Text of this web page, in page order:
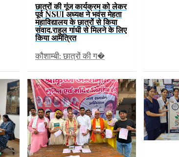
छात्रों की गूंज कार्यक्रम को लेकर
पूर्व NSUI अध्यक्ष ने भवंस मेहता
महाविद्यालय के छात्रों से किया
संवाद,राहुल गांधी से मिलने के लिए
किया आमंत्रित
कौशाम्बी: छात्रों की ग�